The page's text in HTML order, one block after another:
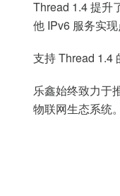
Thread 1.4 提升
他
IPv6 服务实现
支持 Thread 1.4
乐鑫始终致力于
物联网生态系统。